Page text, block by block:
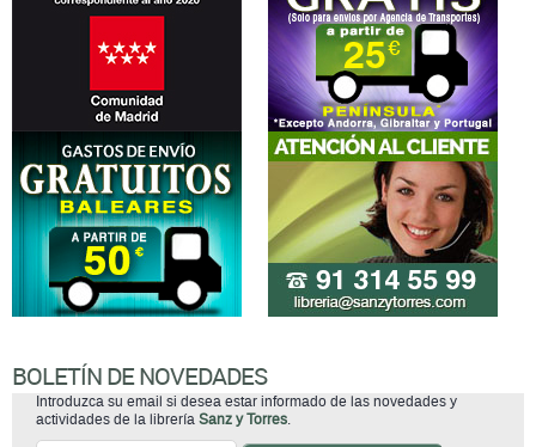
BOLETÍN DE NOVEDADES
Introduzca su email si desea estar informado de las novedades y
actividades de la librería Sanz y Torres.